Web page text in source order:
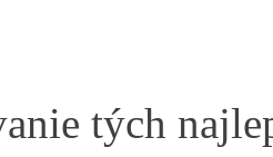
tých